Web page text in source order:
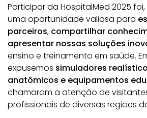
Participar da HospitalMed 2025
uma oportunidade valiosa para
parceiros, compartilhar
apresentar nossas soluções
ensino e treinamento em saúde.
expusemos simuladores
anatômicos e equipamentos
chamaram a atenção de
profissionais de diversas regiões